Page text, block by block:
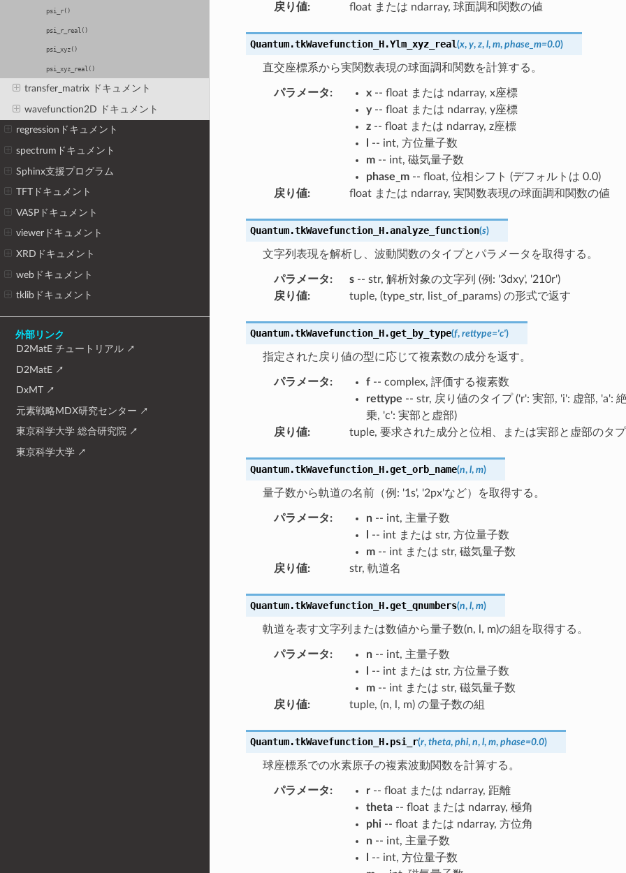
psi_r()
psi_r_real()
psi_xyz()
psi_xyz_real()
transfer_matrix ドキュメント
wavefunction2D ドキュメント
regressionドキュメント
spectrumドキュメント
Sphinx支援プログラム
TFTドキュメント
VASPドキュメント
viewerドキュメント
XRDドキュメント
webドキュメント
tklibドキュメント
外部リンク
D2MatE チュートリアル
D2MatE
DxMT
元素戦略MDX研究センター
東京科学大学 総合研究院
東京科学大学
戻り値: float または ndarray, 球面調和関数の値
Quantum.tkWavefunction_H.Ylm_xyz_real(x, y, z, l, m, phase_m=0.0)
直交座標系から実関数表現の球面調和関数を計算する。
パラメータ: x-- float または ndarray, x座標
y-- float または ndarray, y座標
z-- float または ndarray, z座標
-- int, 方位量子数
m-- int, 磁気量子数
phase_m-- float, 位相シフト (デフォルトは 0.0)
戻り値: float または ndarray, 実関数表現の球面調和関数の値
Quantum.tkWavefunction_H.analyze_function(s)
文字列表現を解析し、波動関数のタイプとパラメータを取得する。
パラメータ: s-- str, 解析対象の文字列 (例: '3dxy', '210r')
戻り値: tuple, (type_str, list_of_params) の形式で返す
Quantum.tkWavefunction_H.get_by_type(f, rettype='c')
指定された戻り値の型に応じて複素数の成分を返す。
パラメータ: f-- complex, 評価する複素数
rettype -- str, 戻り値のタイプ ('r': 実部, 'i': 虚部, 'a':
乗, 'c': 実部と虚部)
戻り値: tuple, 要求された成分と位相、または実部と虚部のタ
Quantum.tkWavefunction_H.get_orb_name(n, l, m)
量子数から軌道の名前（例: '1s', '2px'など）を取得する。
パラメータ: n-- int, 主量子数
-- int または str, 方位量子数
m-- int または str, 磁気量子数
戻り値: str, 軌道名
Quantum.tkWavefunction_H.get_qnumbers(n, l, m)
軌道を表す文字列または数値から量子数(n, l, m)の組を取得する。
パラメータ: n-- int, 主量子数
-- int または str, 方位量子数
m-- int または str, 磁気量子数
戻り値: tuple, (n, l, m) の量子数の組
Quantum.tkWavefunction_H.psi_r(r, theta, phi, n, l, m, phase=0.0)
球座標系での水素原子の複素波動関数を計算する。
パラメータ: r-- float または ndarray, 距離
theta-- float または ndarray, 極角
phi-- float または ndarray, 方位角
n-- int, 主量子数
-- int, 方位量子数